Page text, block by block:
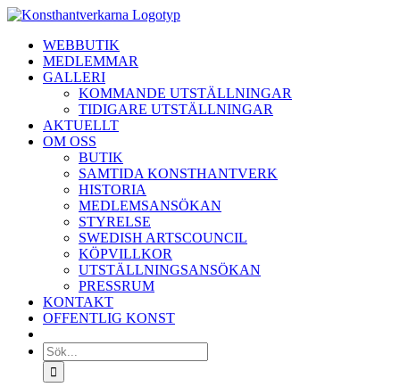
Fortsätt
innehålletWEBBUTIK
MEDLEMMAR
GALLERI
KOMMANDE UTSTÄLLNINGAR
TIDIGARE UTSTÄLLNINGAR
AKTUELLT
OM OSS
BUTIK
SAMTIDA KONSTHANTVERK
HISTORIA
MEDLEMSANSÖKAN
STYRELSE
SWEDISH ARTSCOUNCIL
KÖPVILLKOR
UTSTÄLLNINGSANSÖKAN
PRESSRUM
KONTAKT
OFFENTLIG KONST
Sök
efter: